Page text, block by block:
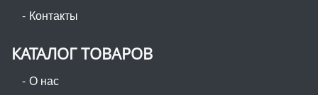
Контакты
КАТАЛОГ ТОВАРОВ
О нас